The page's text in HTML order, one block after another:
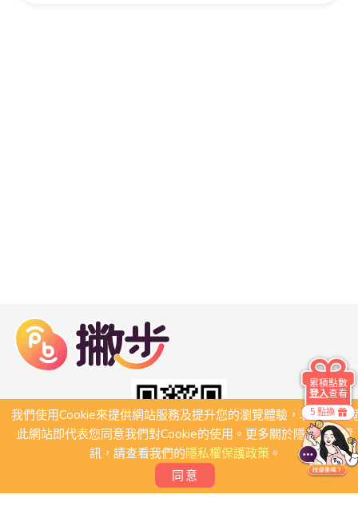
我們使用Cookie來提供網站服務及提升您的瀏覽體驗，若繼續瀏
此網站即代表您同意我們對Cookie的使用。更多關於隱私保護資
訊，請查看我們的隱私權保護政策。
同意
5 點換
累積點數
登入查看